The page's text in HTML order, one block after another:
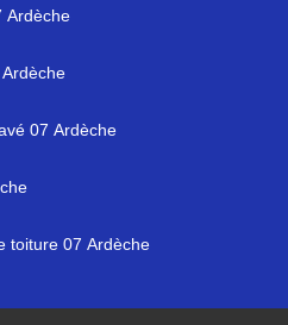
Ardèche
07 Ardèche
toiture 07 Ardèche